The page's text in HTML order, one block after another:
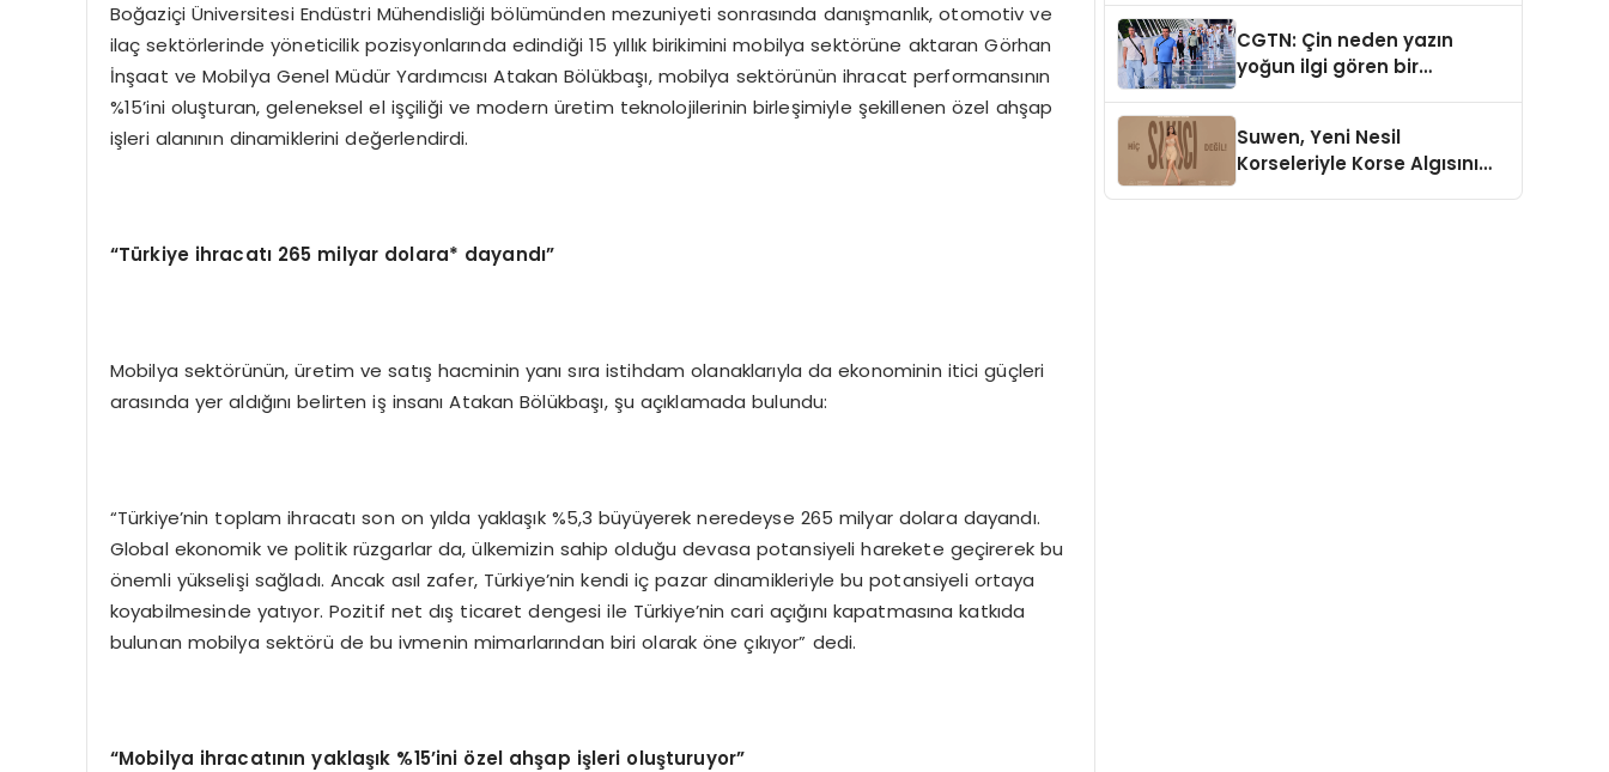
Boğaziçi Üniversitesi Endüstri Mühendisliği bölümünden mezuniyeti sonrasında danışmanlık, otomotiv ve
ilaç sektörlerinde yöneticilik pozisyonlarında edindiği 15 yıllık birikimini mobilya sektörüne aktaran Görhan
İnşaat ve Mobilya Genel Müdür Yardımcısı Atakan Bölükbaşı, mobilya sektörünün ihracat performansının
%15’ini oluşturan, geleneksel el işçiliği ve modern üretim teknolojilerinin birleşimiyle şekillenen özel ahşap
işleri alanının dinamiklerini değerlendirdi.
“Türkiye ihracatı 265 milyar dolara* dayandı”
Mobilya sektörünün, üretim ve satış hacminin yanı sıra istihdam olanaklarıyla da ekonominin itici güçleri
arasında yer aldığını belirten iş insanı Atakan Bölükbaşı, şu açıklamada bulundu:
“Türkiye’nin toplam ihracatı son on yılda yaklaşık %5,3 büyüyerek neredeyse 265 milyar dolara dayandı.
Global ekonomik ve politik rüzgarlar da, ülkemizin sahip olduğu devasa potansiyeli harekete geçirerek bu
önemli yükselişi sağladı. Ancak asıl zafer, Türkiye’nin kendi iç pazar dinamikleriyle bu potansiyeli ortaya
koyabilmesinde yatıyor. Pozitif net dış ticaret dengesi ile Türkiye’nin cari açığını kapatmasına katkıda
bulunan mobilya sektörü de bu ivmenin mimarlarından biri olarak öne çıkıyor” dedi.
“Mobilya ihracatının yaklaşık %15’ini özel ahşap işleri oluşturuyor”
Açısı Getiriyor.
CGTN: Çin neden yazın
yoğun ilgi gören bir
Suwen, Yeni Nesil
Korseleriyle Korse Algısını